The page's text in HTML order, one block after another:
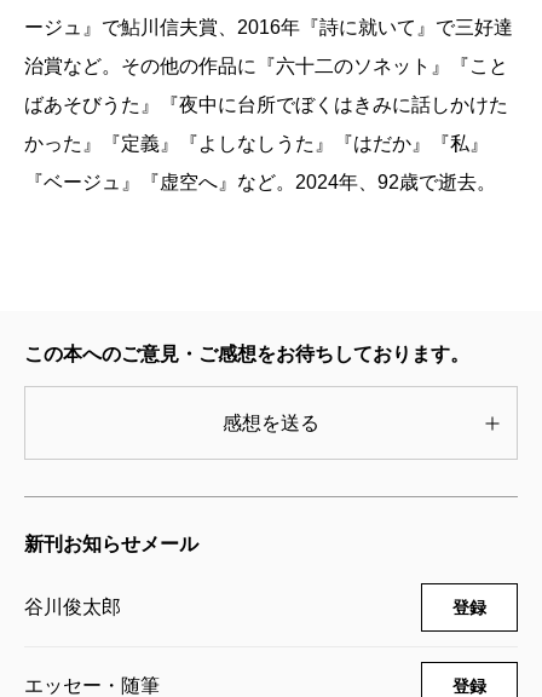
バランスを崩していく……。こう書くと類似本は多々
て、誰もが理解できる感情の流れに沿っている。
くりと崩壊していく。さらに主人公が娘に手を上げだ
し、「この先は読むのが辛いかな」と思いはじめる
頃、絶妙なタイミングで被害者である娘のターンに切
ージュ』で鮎川信夫賞、2016年『詩に就いて』で三好達
治賞など。その他の作品に『六十二のソネット』『こと
ばあそびうた』『夜中に台所でぼくはきみに話しかけた
かった』『定義』『よしなしうた』『はだか』『私』
『ベージュ』『虚空へ』など。2024年、92歳で逝去。
この本へのご意見・ご感想をお待ちしております。
感想を送る
新刊お知らせメール
谷川俊太郎 登録
エッセー・随筆 登録